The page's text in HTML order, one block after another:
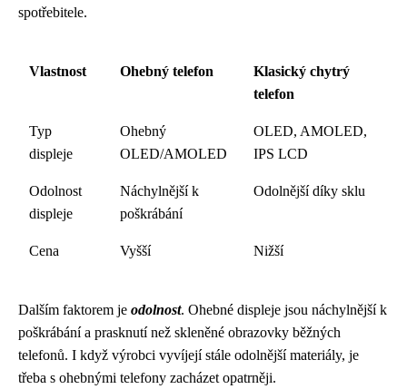
spotřebitele.
Vlastnost Ohebný telefon
Klasický chytrý
telefon
Typ
displeje
Ohebný
OLED/AMOLED
OLED, AMOLED,
IPS LCD
Odolnost
displeje
Náchylnější k
poškrábání
Odolnější díky sklu
Cena Vyšší Nižší
Dalším faktorem je odolnost. Ohebné displeje jsou náchylnější k
poškrábání a prasknutí než skleněné obrazovky běžných
telefonů. I když výrobci vyvíjejí stále odolnější materiály, je
třeba s ohebnými telefony zacházet opatrněji.